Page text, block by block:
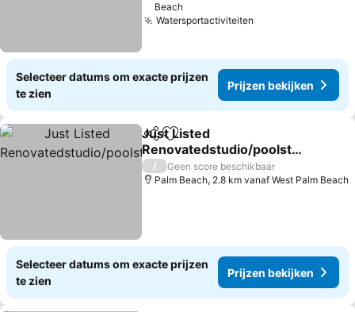
Beach
Watersportactiviteiten
Selecteer datums om exacte prijzen
te zien
Prijzen bekijken
DelenToevoegen aan favorieten
Just Listed
Renovatedstudio/poolste
pstobeachdining
/
Geen score beschikbaar
Palm Beach, 2.8 km vanaf West Palm Beach
Selecteer datums om exacte prijzen
te zien
Prijzen bekijken